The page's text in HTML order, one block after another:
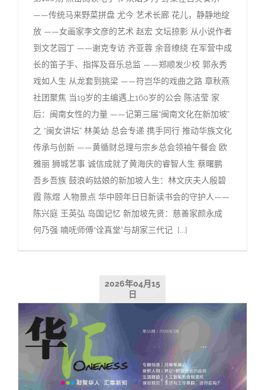
——传统马来野菜拼盘 尤今 艺术长廊 花儿，静静地绽
放 ——女画家李文彦的艺术 赵宏 文坛掠影 从小说作者
到文艺园丁 ——谢克专访 齐亚蓉 余音缭绕 在军营中成
长的笛子手、指挥及音乐总监 ——郑顺发少校 郭永秀
戏如人生 从龙套到挑梁 ——符岂华的戏曲之路 章秋燕
社团聚焦 当19岁的主编遇上160岁的公会 陈洁莹 家
后：闽南女性的力量 ——记第三届“闽南文化在新加坡”
之 “闽女讲坛” 林美幼 总会专递 携手同行 推动华族文化
传承与创新 ——黄循财总理与宗乡总会领袖午餐会 欧
雅丽 狮城艺事 诚信成就了黄海庆的睿智人生 蔡曙鹏
吾乡吾族 鼓浪屿姑娘的新加坡人生：林文庆夫人殷碧
霞 陈煜 人物景点 华中颐年日日新读书会的守护人——
陈兴庭 王英弘 岛国记忆 新加坡先贤：慈善家颜永成
何乃强 喃呒师傅“诠真堂”与胡家三代记 [...]
2026年04月15
日